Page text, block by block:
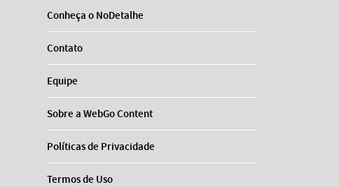
Conheça o NoDetalhe
Contato
Equipe
Sobre a WebGo Content
Políticas de Privacidade
Termos de Uso